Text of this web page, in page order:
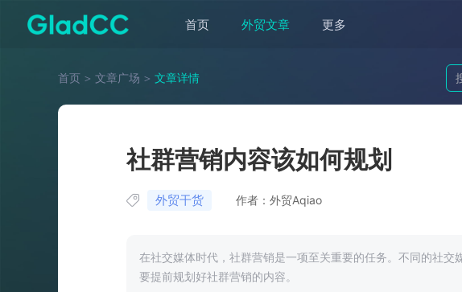
首页 外贸文章 更多
首页 ＞ 文章广场 ＞ 文章详情
社群营销内容该如何规划
外贸干货 作者：外贸Aqiao
在社交媒体时代，社群营销是一项至关重要的任务。不同的社
要提前规划好社群营销的内容。